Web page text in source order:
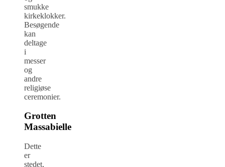
smukke
kirkeklokker.
Besøgende
kan
deltage
i
messer
og
andre
religiøse
ceremonier.
Grotten
Massabielle
Dette
er
stedet,